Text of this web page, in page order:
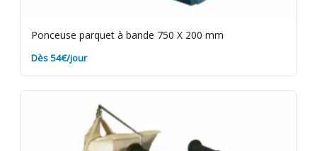
Ponceuse parquet à bande 750 X 200 mm
Dès 54€/jour